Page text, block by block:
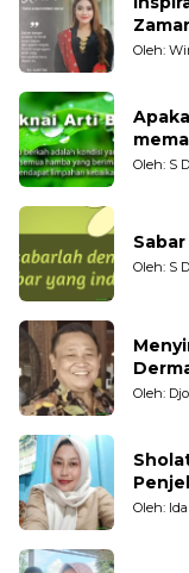
Zaman:
Oleh:
Oleh: S
Oleh: S
Oleh:
Oleh: